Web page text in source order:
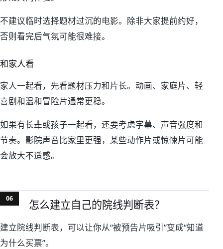
不建议临时选择题材过沉的电影。除非大家提前约好，
否则看完后气氛可能很难接。
和家人看
家人一起看，先看题材压力和片长。动画、家庭片、轻
喜剧和温和冒险片通常更稳。
如果有长辈或孩子一起看，还要考虑字幕、声音强度和
节奏。影院声音比家里更强，某些动作片或惊悚片可能
会放大不适感。
怎么建立自己的院线判断表？
建立院线判断表，可以让你从“被预告片吸引”变成“知道
为什么买票”。